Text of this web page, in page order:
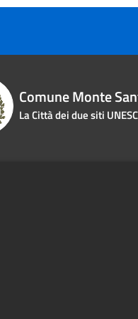
Comune Monte
La Città dei due siti